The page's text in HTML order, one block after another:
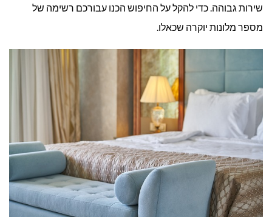
שירות גבוהה. כדי להקל על החיפוש הכנו עבורכם רשימה של
מספר מלונות יוקרה שכאלו.